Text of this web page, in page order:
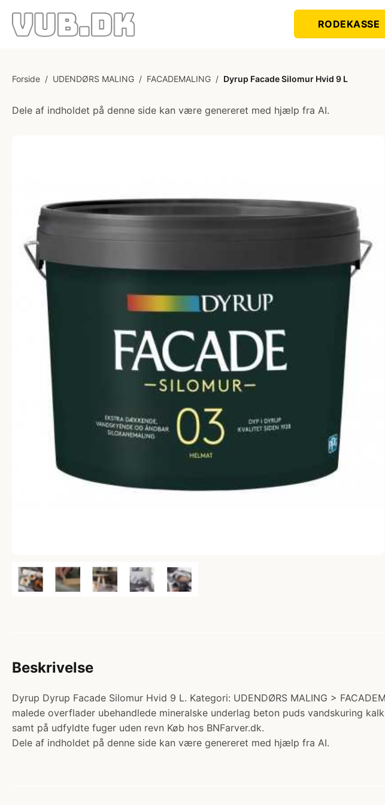
RODEKASSE
Forside / UDENDØRS MALING / FACADEMALING / Dyrup Facade Silomur Hvid 9 L
Dele af indholdet på denne side kan være genereret med hjælp fra AI.
Beskrivelse
Dyrup Dyrup Facade Silomur Hvid 9 L. Kategori: UDENDØRS MALING >
malede overflader ubehandlede mineralske underlag beton puds vandskuring
samt på udfyldte fuger uden revn Køb hos BNFarver.dk.
Dele af indholdet på denne side kan være genereret med hjælp fra AI.